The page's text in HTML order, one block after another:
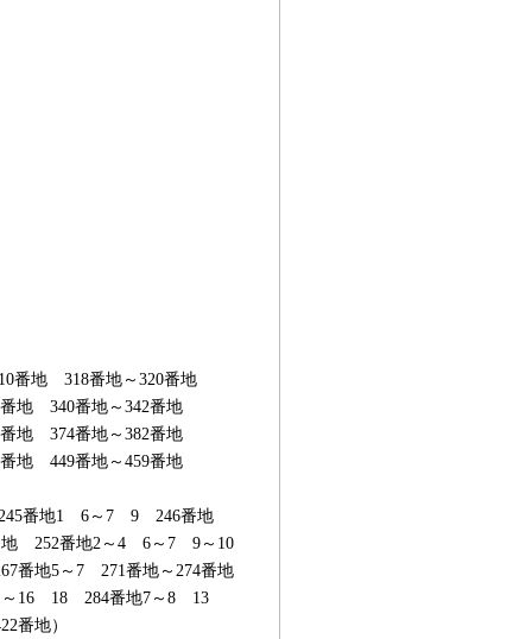
番地 318番地～320番地
地 340番地～342番地
地 374番地～382番地
地 449番地～459番地
番地1 6～7 9 246番地
252番地2～4 6～7 9～10
番地5～7 271番地～274番地
～16 18 284番地7～8 13
番地）